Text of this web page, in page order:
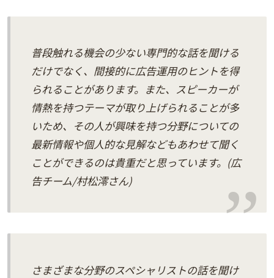
普段触れる機会の少ない専門的な話を聞ける
だけでなく、間接的に広告運用のヒントを得
られることがあります。また、スピーカーが
情熱を持つテーマが取り上げられることが多
いため、その人が興味を持つ分野についての
最新情報や個人的な見解などもあわせて聞く
ことができるのは貴重だと思っています。(広
告チーム/村松澪さん)
さまざまな分野のスペシャリストの話を聞け